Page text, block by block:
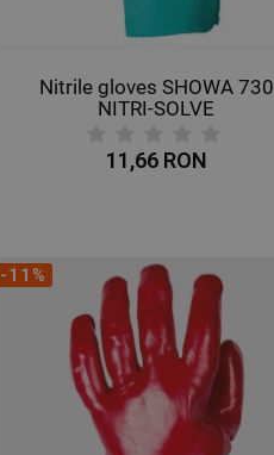
Nitrile gloves SHOWA 730
NITRI-SOLVE
11,66 RON
-11%